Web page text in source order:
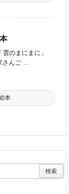
のまにまに」
んご ...
本